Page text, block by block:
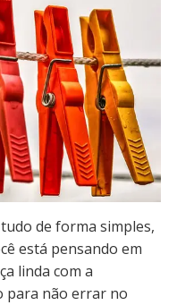
de forma simples,
está pensando em
linda com a
para não errar no